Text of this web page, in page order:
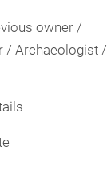
owner /
/ Archaeologist /